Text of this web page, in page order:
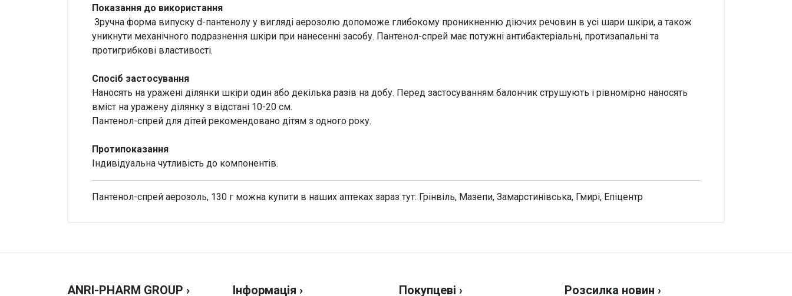
Показання до використання
Зручна форма випуску d-пантенолу у вигляді аерозолю допоможе глибокому проникненню діючих речовин в усі шари шкіри, а також
уникнути механічного подразнення шкіри при нанесенні засобу. Пантенол-спрей має потужні антибактеріальні, протизапальні та
протигрибкові властивості.
Спосіб застосування
Наносять на уражені ділянки шкіри один або декілька разів на добу. Перед застосуванням балончик струшують і рівномірно наносять
вміст на уражену ділянку з відстані 10-20 см.
Пантенол-спрей для дітей рекомендовано дітям з одного року.
Протипоказання
Індивідуальна чутливість до компонентів.
Пантенол-спрей аерозоль, 130 г можна купити в наших аптеках зараз тут: Грінвіль, Мазепи, Замарстинівська, Гмирі, Епіцентр
ANRI-PHARM GROUP › Інформація › Покупцеві › Розсилка новин ›